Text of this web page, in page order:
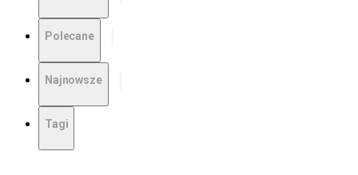
Polecane
Najnowsze
Tagi